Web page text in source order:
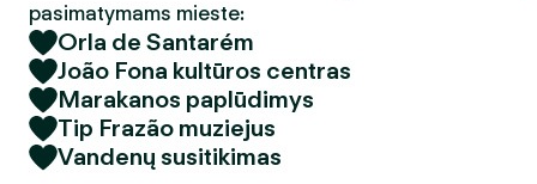
pasimatymams mieste:
Orla de Santarém
João Fona kultūros centras
Marakanos paplūdimys
Tip Frazão muziejus
Vandenų susitikimas